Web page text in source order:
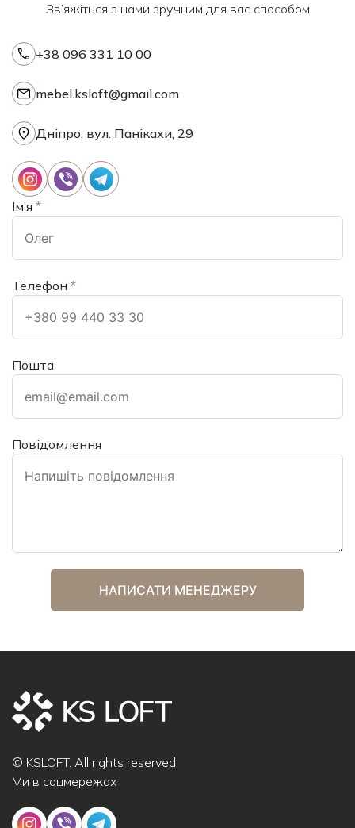
Зв’яжіться з нами зручним для вас способом
+38 096 331 10 00
mebel.ksloft@gmail.com
Дніпро, вул. Панікахи, 29
Ім’я *
Телефон *
Пошта
Повідомлення
© KSLOFT. All rights reserved
Ми в соцмережах